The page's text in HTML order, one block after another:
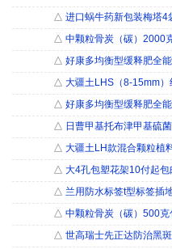
△ 进口蜗牛药新包装梅塔4
△ 中颗粒骨炭（碳）2000
△ 好康多均衡型缓释肥全
△ 大疆土LHS（8-15mm）
△ 好康多均衡型缓释肥全
△ 日曹甲基托布津甲基硫
△ 大疆土LH款混合颗粒植
△ 大4孔包塑花架10付起包
△ 兰用防水标签t型标签插
△ 中颗粒骨炭（碳）500克
△ 世高瑞士先正达防治黑